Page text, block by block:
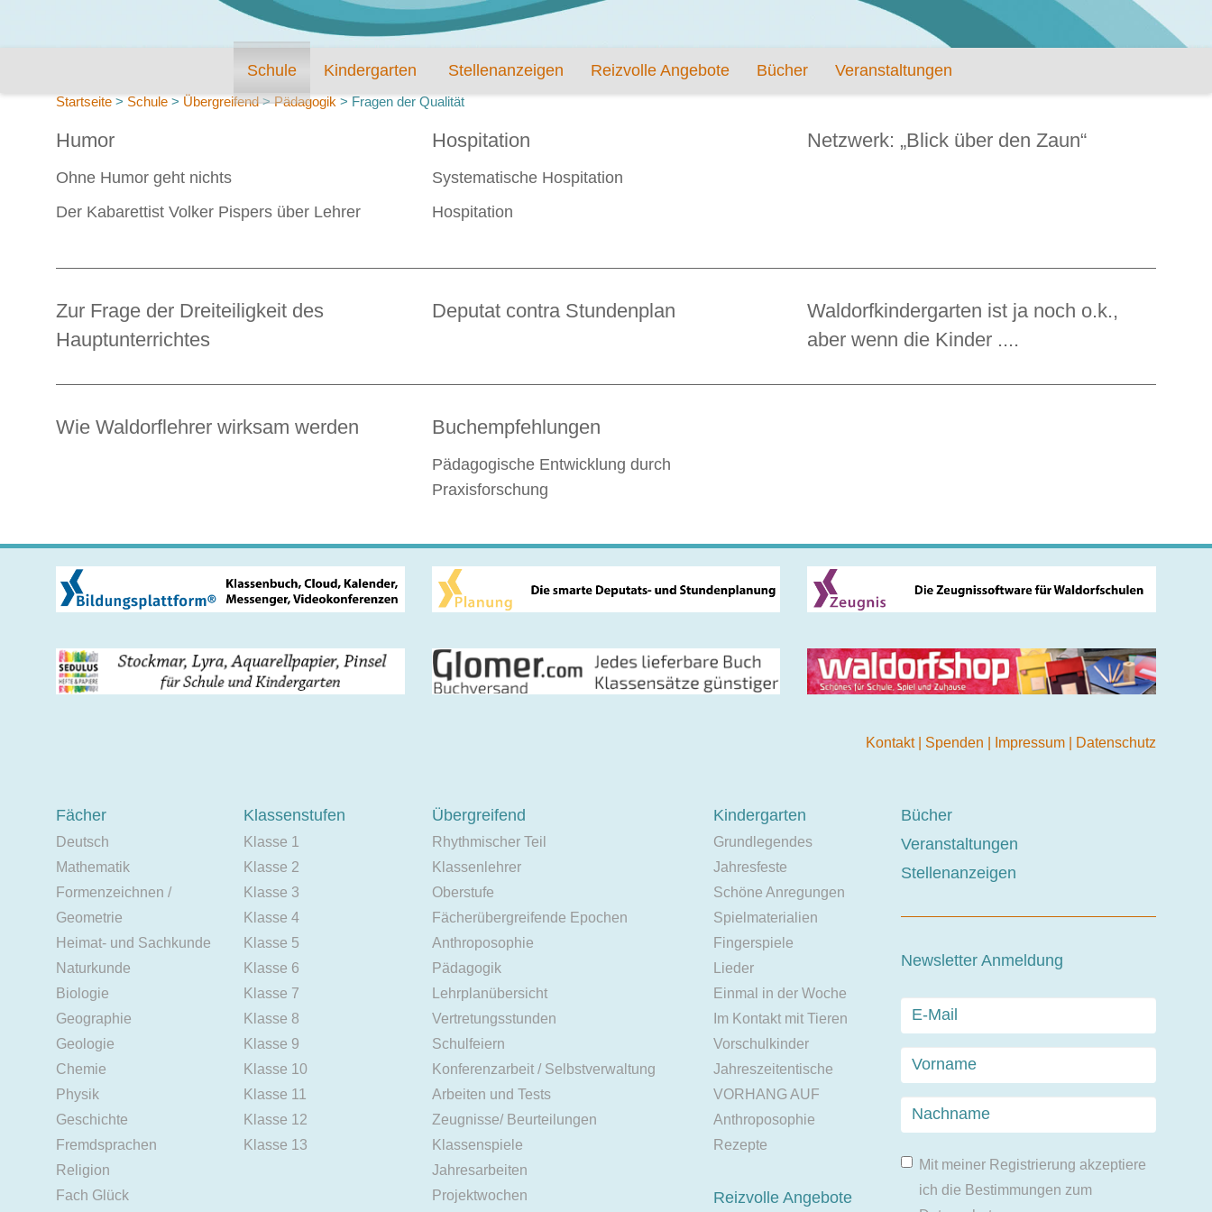
Schule Kindergarten Stellenanzeigen Reizvolle Angebote Bücher Veranstaltungen
Startseite > Schule > Übergreifend>Pädagogik > Fragen der Qualität
Humor
Ohne Humor geht nichts
Der Kabarettist Volker Pispers über Lehrer
Hospitation
Systematische Hospitation
Hospitation
Netzwerk: „Blick über den Zaun“
Zur Frage der Dreiteiligkeit des
Hauptunterrichtes
Deputat contra Stundenplan
Waldorfkindergarten ist ja noch o.k.,
aber wenn die Kinder ....
Wie Waldorflehrer wirksam werden Buchempfehlungen
Pädagogische Entwicklung durch
Praxisforschung
Kontakt Spenden Impressum Datenschutz
Fächer
Deutsch
Mathematik
Formenzeichnen /
Geometrie
Heimat- und Sachkunde
Naturkunde
Biologie
Geographie
Geologie
Chemie
Physik
Geschichte
Fremdsprachen
Religion
Fach Glück
Klassenstufen
Klasse 1
Klasse 2
Klasse 3
Klasse 4
Klasse 5
Klasse 6
Klasse 7
Klasse 8
Klasse 9
Klasse 10
Klasse 11
Klasse 12
Klasse 13
Übergreifend
Rhythmischer Teil
Klassenlehrer
Oberstufe
Fächerübergreifende Epochen
Anthroposophie
Pädagogik
Lehrplanübersicht
Vertretungsstunden
Schulfeiern
Konferenzarbeit / Selbstverwaltung
Arbeiten und Tests
Zeugnisse/ Beurteilungen
Klassenspiele
Jahresarbeiten
Projektwochen
Kindergarten
Grundlegendes
Jahresfeste
Schöne Anregungen
Spielmaterialien
Fingerspiele
Lieder
Einmal in der Woche
Im Kontakt mit Tieren
Vorschulkinder
Jahreszeitentische
VORHANG AUF
Anthroposophie
Rezepte
Reizvolle Angebote
Bücher
Veranstaltungen
Stellenanzeigen
Newsletter Anmeldung
Mit meiner Registrierung akzeptiere
ich die Bestimmungen zum